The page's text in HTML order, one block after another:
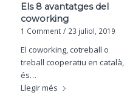
Els 8 avantatges del
coworking
1 Comment / 23 juliol, 2019
El coworking, cotreball o
treball cooperatiu en català,
és…
Llegir més